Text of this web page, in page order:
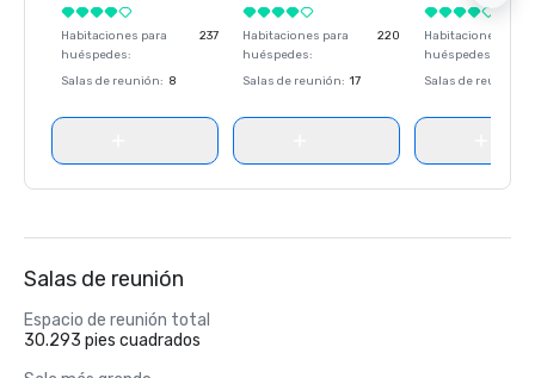
Habitaciones para
huéspedes:
237
Salas de reunión: 8
Habitaciones para
huéspedes:
220
Salas de reunión: 17
Habitaciones para
huéspedes
Salas de reunión
Salas de reunión
Espacio de reunión total
30.293 pies cuadrados